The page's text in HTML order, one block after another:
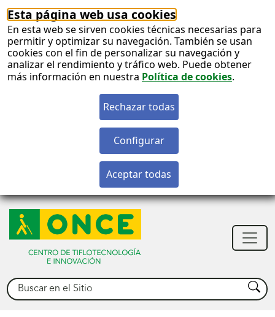
Esta página web usa cookies
En esta web se sirven cookies técnicas necesarias para
permitir y optimizar su navegación. También se usan
cookies con el fin de personalizar su navegación y
analizar el rendimiento y tráfico web. Puede obtener
más información en nuestra Política de cookies.
Buscar Buscar